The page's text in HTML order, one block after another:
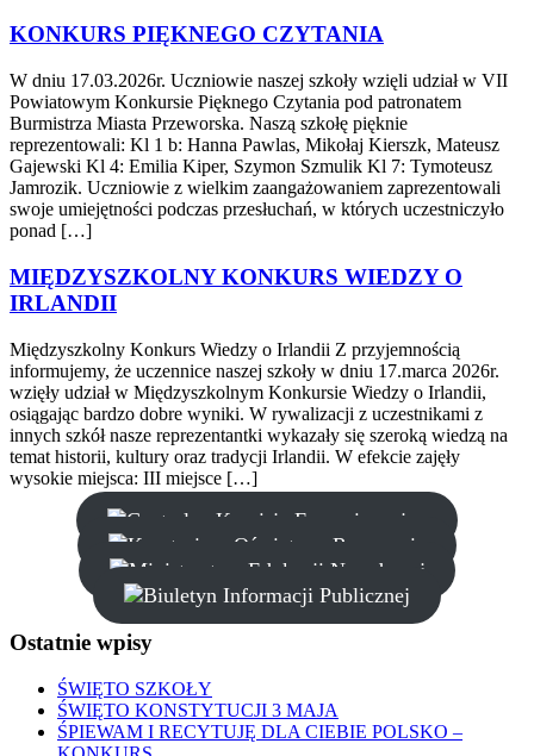
KONKURS PIĘKNEGO CZYTANIA
W dniu 17.03.2026r. Uczniowie naszej szkoły wzięli udział w VII
Powiatowym Konkursie Pięknego Czytania pod patronatem
Burmistrza Miasta Przeworska. Naszą szkołę pięknie
reprezentowali: Kl 1 b: Hanna Pawlas, Mikołaj Kierszk, Mateusz
Gajewski Kl 4: Emilia Kiper, Szymon Szmulik Kl 7: Tymoteusz
Jamrozik. Uczniowie z wielkim zaangażowaniem zaprezentowali
swoje umiejętności podczas przesłuchań, w których uczestniczyło
ponad […]
MIĘDZYSZKOLNY KONKURS WIEDZY O
IRLANDII
Międzyszkolny Konkurs Wiedzy o Irlandii Z przyjemnością
informujemy, że uczennice naszej szkoły w dniu 17.marca 2026r.
wzięły udział w Międzyszkolnym Konkursie Wiedzy o Irlandii,
osiągając bardzo dobre wyniki. W rywalizacji z uczestnikami z
innych szkół nasze reprezentantki wykazały się szeroką wiedzą na
temat historii, kultury oraz tradycji Irlandii. W efekcie zajęły
wysokie miejsca: III miejsce […]
Ostatnie wpisy
ŚWIĘTO SZKOŁY
ŚWIĘTO KONSTYTUCJI 3 MAJA
ŚPIEWAM I RECYTUJĘ DLA CIEBIE POLSKO –